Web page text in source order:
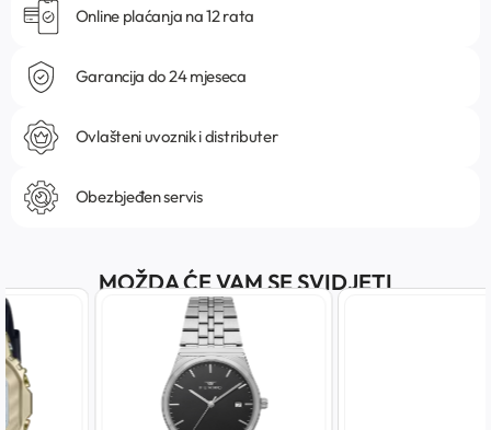
Online plaćanja na 12 rata
Garancija do 24 mjeseca
Ovlašteni uvoznik i distributer
Obezbjeđen servis
MOŽDA ĆE VAM SE SVIDJETI